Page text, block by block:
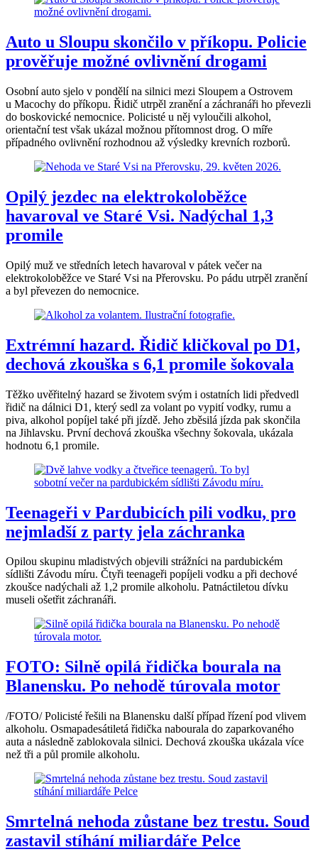
Auto u Sloupu skončilo v příkopu. Policie
prověřuje možné ovlivnění drogami
Osobní auto sjelo v pondělí na silnici mezi Sloupem a Ostrovem
u Macochy do příkopu. Řidič utrpěl zranění a záchranáři ho převezli
do boskovické nemocnice. Policisté u něj vyloučili alkohol,
orientační test však ukázal možnou přítomnost drog. O míře
případného ovlivnění rozhodnou až výsledky krevních rozborů.
Opilý jezdec na elektrokoloběžce
havaroval ve Staré Vsi. Nadýchal 1,3
promile
Opilý muž ve středních letech havaroval v pátek večer na
elektrokoloběžce ve Staré Vsi na Přerovsku. Po pádu utrpěl zranění
a byl převezen do nemocnice.
Extrémní hazard. Řidič kličkoval po D1,
dechová zkouška s 6,1 promile šokovala
Těžko uvěřitelný hazard se životem svým i ostatních lidi předvedl
řidič na dálnici D1, který sedl za volant po vypití vodky, rumu a
piva, alkohol popíjel také při jízdě. Jeho zběsilá jízda pak skončila
na Jihlavsku. První dechová zkouška všechny šokovala, ukázala
hodnotu 6,1 promile.
Teenageři v Pardubicích pili vodku, pro
nejmladší z party jela záchranka
Opilou skupinu mladistvých objevili strážníci na pardubickém
sídlišti Závodu míru. Čtyři teenageři popíjeli vodku a při dechové
zkoušce nadýchali až 1,2 promile alkoholu. Patnáctiletou dívku
museli ošetřit záchranáři.
FOTO: Silně opilá řidička bourala na
Blanensku. Po nehodě túrovala motor
/FOTO/ Policisté řešili na Blanensku další případ řízení pod vlivem
alkoholu. Osmapadesátiletá řidička nabourala do zaparkovaného
auta a následně zablokovala silnici. Dechová zkouška ukázala více
než tři a půl promile alkoholu.
Smrtelná nehoda zůstane bez trestu. Soud
zastavil stíhání miliardáře Pelce